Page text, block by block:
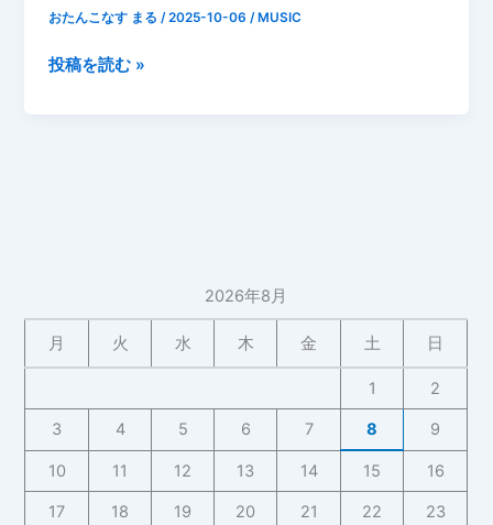
おたんこなす まる /2025-10-06 /MUSIC
デ
直
編
曲
つ
投稿を読む »
2026年8月
月 火 水 木 金 土 日
1 2
3 4 5 6 7 8 9
10 11 12 13 14 15 16
17 18 19 20 21 22 23